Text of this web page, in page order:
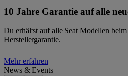
10 Jahre Garantie auf alle
Du erhältst auf alle Seat Modellen
Herstellergarantie.
Mehr erfahren
News & Events